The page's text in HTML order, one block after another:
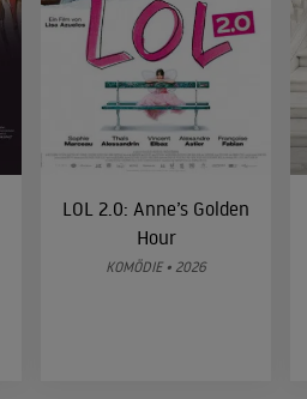
LOL 2.0: Anne’s Golden
Hour
KOMÖDIE • 2026